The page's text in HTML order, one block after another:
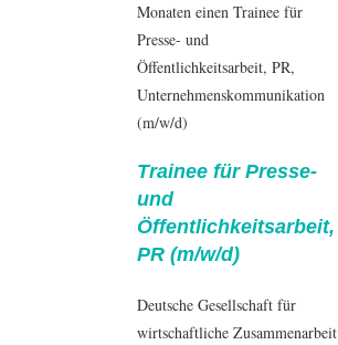
Monaten einen Trainee für
Presse- und
Öffentlichkeitsarbeit, PR,
Unternehmenskommunikation
(m/w/d)
Trainee für Presse-
und
Öffentlichkeitsarbeit,
PR (m/w/d)
Deutsche Gesellschaft für
wirtschaftliche Zusammenarbeit